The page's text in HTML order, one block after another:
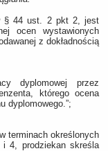
§ 44 ust. 2 pkt 2, jest
ocen wystawionych
z dokładnością
dyplomowej przez
którego ocena
dyplomowego.”;
terminach określonych
4, prodziekan skreśla